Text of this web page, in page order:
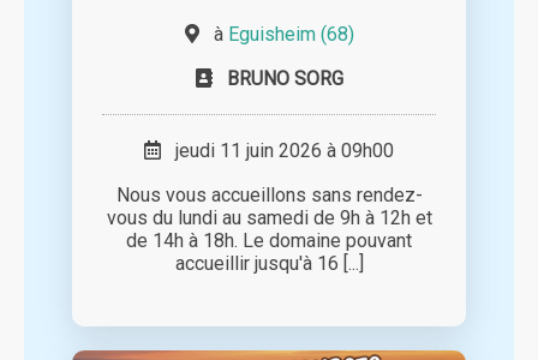
à Eguisheim (68)
BRUNO SORG
jeudi 11 juin 2026 à 09h00
Nous vous accueillons sans rendez-
vous du lundi au samedi de 9h à 12h et
de 14h à 18h. Le domaine pouvant
accueillir jusqu'à 16 [...]